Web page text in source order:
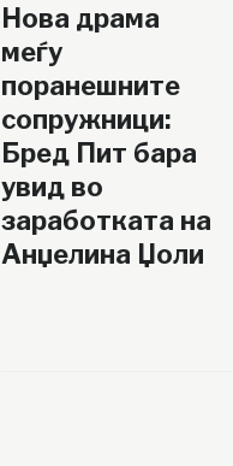
Нова драма
меѓу
поранешните
сопружници:
Бред Пит бара
увид во
заработката на
Анџелина Џоли